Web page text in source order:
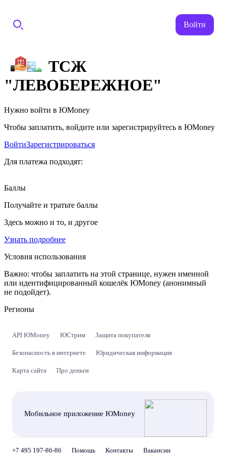
Войти
ТСЖ
"ЛЕВОБЕРЕЖНОЕ"
Нужно войти в ЮMoney
Чтобы заплатить, войдите или зарегистрируйтесь в ЮMoney
ВойтиЗарегистрироваться
Для платежа подходят:
Баллы
Получайте и тратьте баллы
Здесь можно и то, и другое
Узнать подробнее
Условия использования
Важно: чтобы заплатить на этой странице, нужен именной
или идентифицированный кошелёк ЮMoney (анонимный
не подойдет).
Регионы
API ЮMoney ЮСтрим Защита покупателя
Безопасность в интернете Юридическая информация
Карта сайта Про деньги
Мобильное приложение ЮMoney
+7 495 197-86-86 Помощь Контакты Вакансии